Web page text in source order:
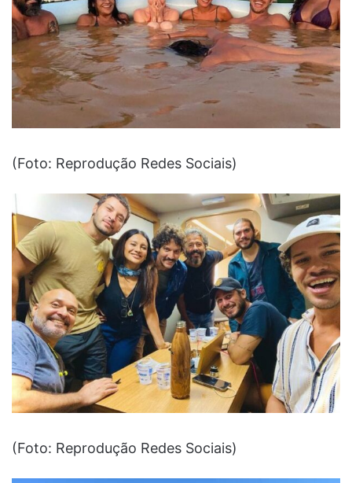
(Foto: Reprodução Redes Sociais)
(Foto: Reprodução Redes Sociais)